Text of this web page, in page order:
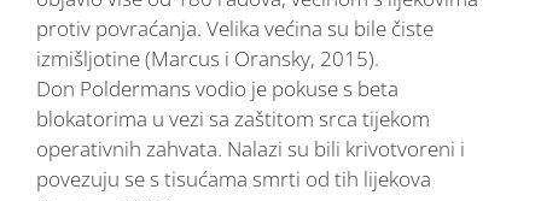
protiv povraćanja. Velika većina su bile čiste
izmišljotine (Marcus i Oransky, 2015).
Don Poldermans vodio je pokuse s beta
blokatorima u vezi sa zaštitom srca tijekom
operativnih zahvata. Nalazi su bili krivotvoreni i
povezuju se s tisućama smrti od tih lijekova